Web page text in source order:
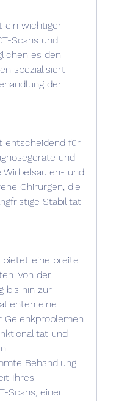
ein wichtiger
Scans und
es den
spezialisiert
der
entscheidend für
und -
Wirbelsäulen- und
Chirurgen, die
Stabilität
bietet eine breite
Von der
bis hin zur
eine
Gelenkproblemen
und
Behandlung
Ihres
Scans, einer